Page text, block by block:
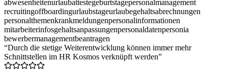
abwesenheitenurlaubattestegeburtstagepersonalmanagement
recruitingoffboardingurlaubstageurlaubegehaltsabrechnungen
personalthemenkrankmeldungenpersonalinformationen
mitarbeiterinfosgehaltsanpassungenpersonaldatenpersonia
bewerbermanagementbeantragen
“Durch die stetige Weiterentwicklung können immer mehr
Schnittstellen im HR Kosmos verknüpft werden”